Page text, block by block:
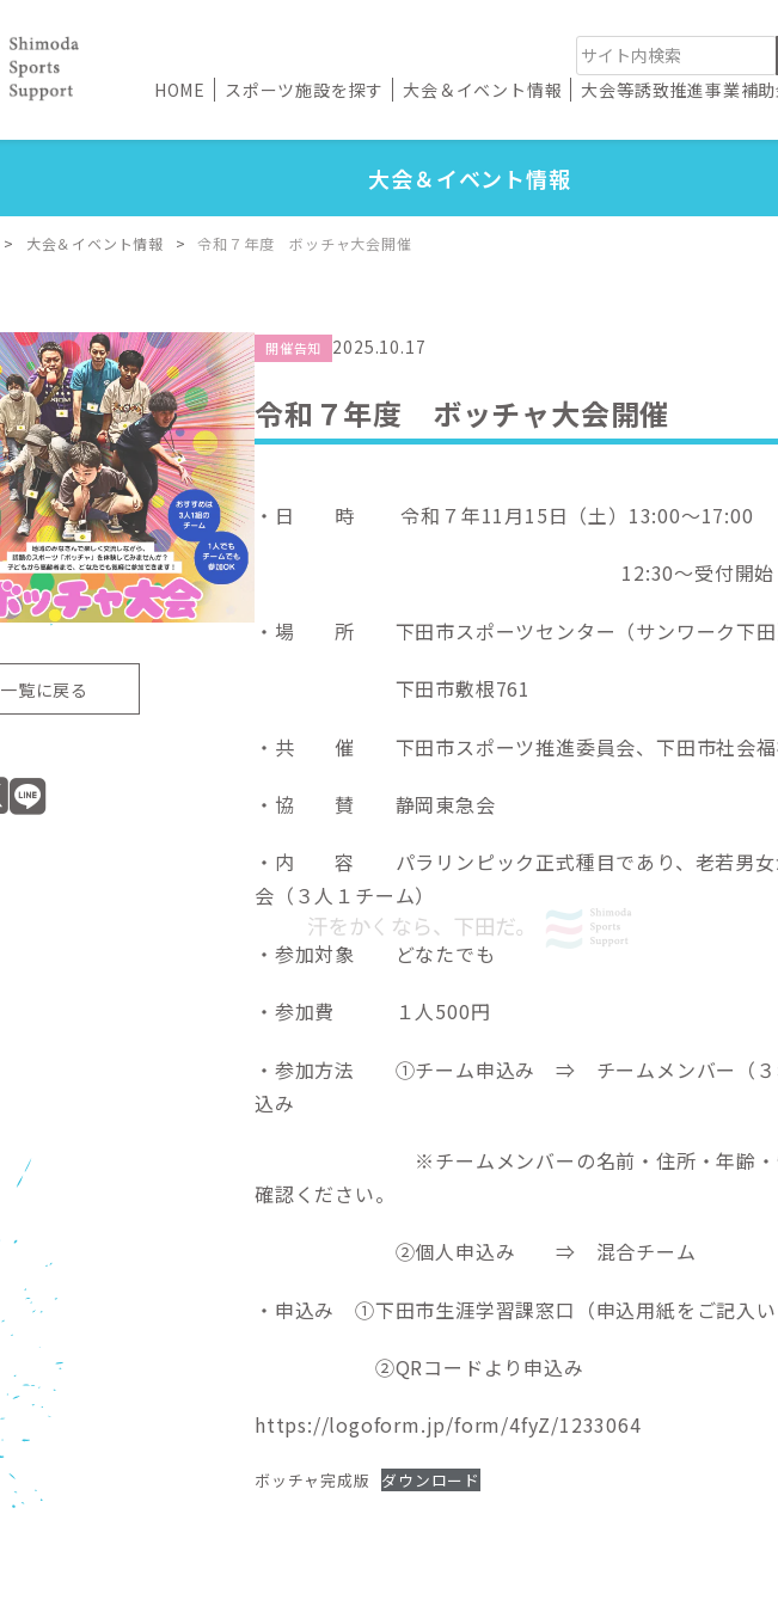
HOME
スポーツ施設を探す 大会＆イベント情報 大会等誘致推進事業補助
大会＆イベント情報
> 大会＆イベント情報 > 令和７年度 ボッチャ大会開催
開催告知 2025.10.17
令和７年度 ボッチャ大会開催
・日 時 令和７年11月15日（土）13:00～17:00
12:30～受付開始
・場 所 下田市スポーツセンター（サンワーク下田
下田市敷根761
・共 催 下田市スポーツ推進委員会、下田市社会福
・協 賛 静岡東急会
・内 容 パラリンピック正式種目であり、老若男女
会（３人１チーム）
・参加対象 どなたでも
・参加費 １人500円
・参加方法 ①チーム申込み ⇒ チームメンバー（３
込み
※チームメンバーの名前・住所・年齢・性別
確認ください。
②個人申込み ⇒ 混合チーム
・申込み ①下田市生涯学習課窓口（申込用紙をご記入い
②QRコードより申込み
https://logoform.jp/form/4fyZ/1233064
ボッチャ完成版 ダウンロード
一覧に戻る